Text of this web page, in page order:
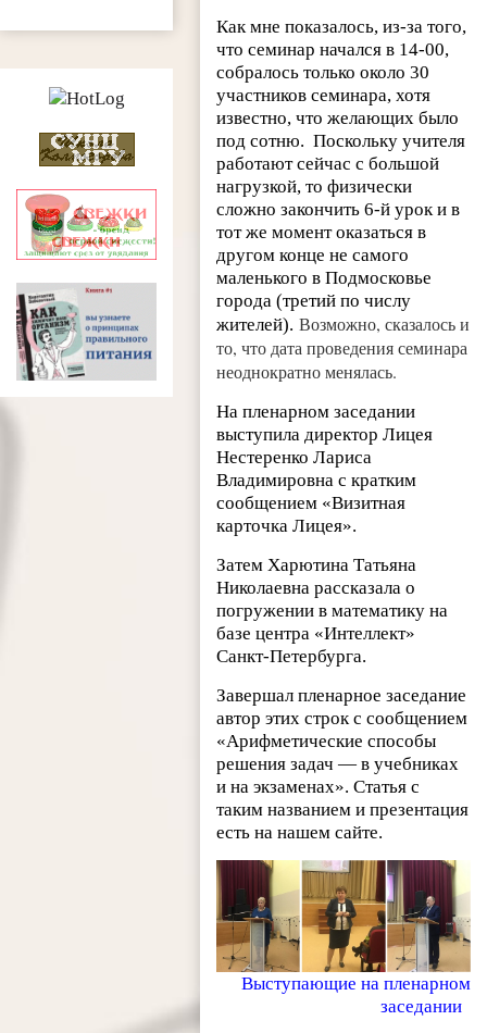
Как мне показалось, из-за того,
что семинар начался в 14-00,
собралось только около 30
участников семинара, хотя
известно, что желающих было
под сотню. Поскольку учителя
работают сейчас с большой
нагрузкой, то физически
сложно закончить 6-й урок и в
тот же момент оказаться в
другом конце не самого
маленького в Подмосковье
города (третий по числу
жителей). Возможно, сказалось и
то, что дата проведения семинара
неоднократно менялась.
На пленарном заседании
выступила директор Лицея
Нестеренко Лариса
Владимировна с кратким
сообщением «Визитная
карточка Лицея».
Затем Харютина Татьяна
Николаевна рассказала о
погружении в математику на
базе центра «Интеллект»
Санкт-Петербурга.
Завершал пленарное заседание
автор этих строк с сообщением
«Арифметические способы
решения задач — в учебниках
и на экзаменах». Статья с
таким названием и презентация
есть на нашем сайте.
Выступающие на пленарном
заседании